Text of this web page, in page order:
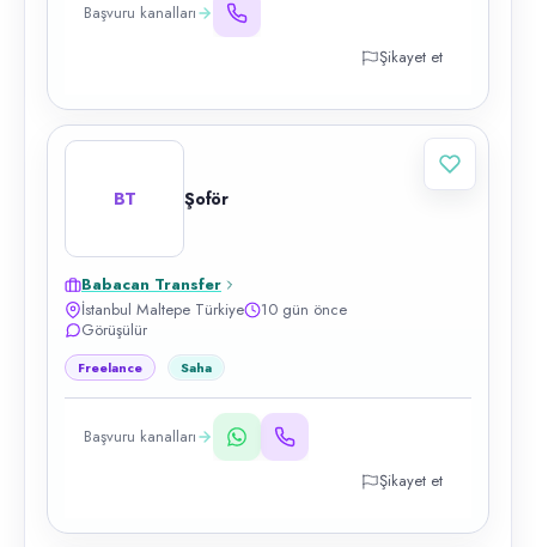
Başvuru kanalları
Şikayet et
BT Şoför
Babacan Transfer
İstanbul Maltepe Türkiye
10 gün önce
Görüşülür
Freelance Saha
Başvuru kanalları
Şikayet et